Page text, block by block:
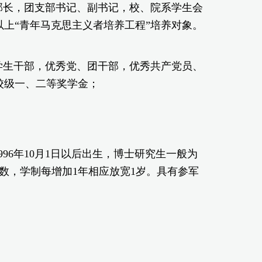
，团支部书记、副书记，校、院系学生会
“青年马克思主义者培养工程”培养对象。
干部，优秀党、团干部，优秀共产党员、
一、二等奖学金；
年10月1日以后出生，博士研究生一般为
，学制每增加1年相应放宽1岁。具有参军